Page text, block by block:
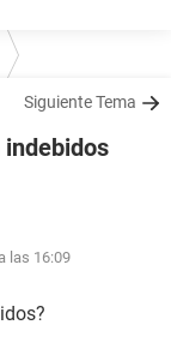
Siguiente Tema
indebidos
las 16:09